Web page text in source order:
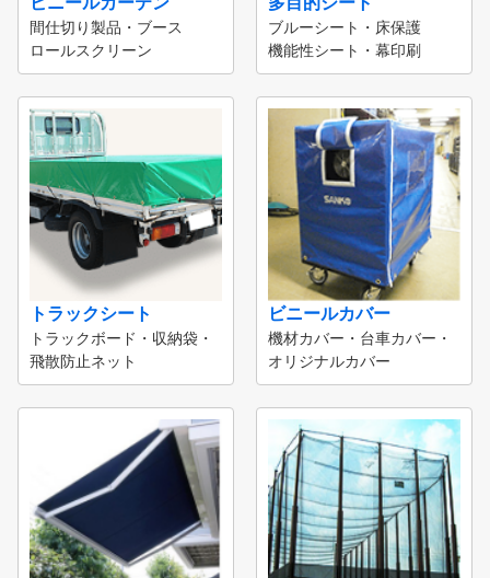
間仕切り製品・ブース
ロールスクリーン
ブルーシート・床保護
機能性シート・幕印刷
トラックシート
トラックボード・収納袋・
飛散防止ネット
ビニールカバー
機材カバー・台車カバー・
オリジナルカバー